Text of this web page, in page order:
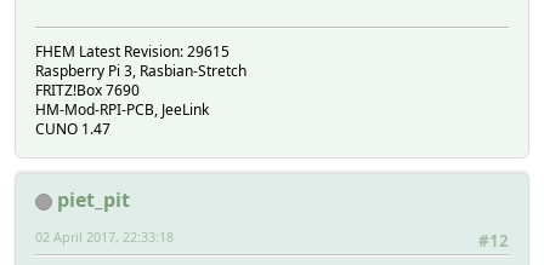
FHEM Latest Revision: 29615
Raspberry Pi 3, Rasbian-Stretch
FRITZ!Box 7690
HM-Mod-RPI-PCB, JeeLink
CUNO 1.47
piet_pit
#12
02 April 2017, 22:33:18